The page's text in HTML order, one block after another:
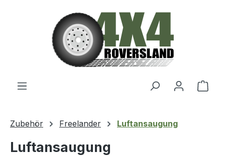
Zum Hauptinhalt springen
Zubehör Freelander Luftansaugung
Luftansaugung